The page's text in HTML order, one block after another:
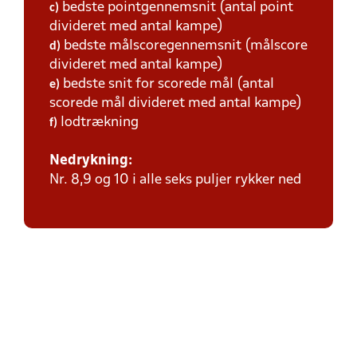
c) bedste pointgennemsnit (antal point
divideret med antal kampe)
d) bedste målscoregennemsnit (målscore
divideret med antal kampe)
e) bedste snit for scorede mål (antal
scorede mål divideret med antal kampe)
f) lodtrækning
Nedrykning:
Nr. 8,9 og 10 i alle seks puljer rykker ned